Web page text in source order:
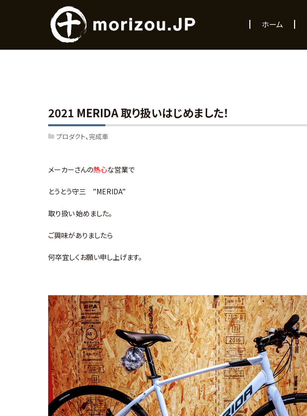
ホーム
2021 MERIDA 取り扱いはじめました！
プロダクト 完成車
メーカーさんの熱心な営業で
とうとう守三 ”MERIDA”
取り扱い 始めました。
ご興味がありましたら
何卒宜しくお願い申し上げます。